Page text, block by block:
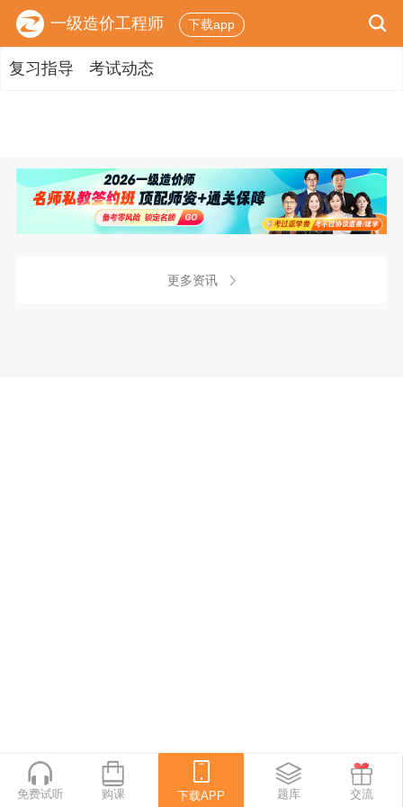
一级造价工程师 下载app
复习指导 考试动态
更多资讯
下载APP
免费试听 购课 下载APP 题库 交流